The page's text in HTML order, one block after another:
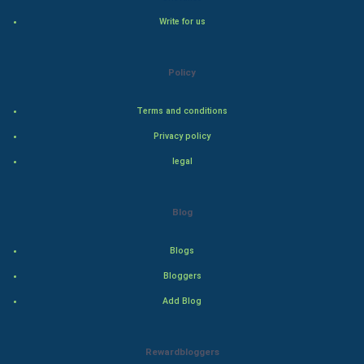
Write for us
Policy
Terms and conditions
Privacy policy
legal
Blog
Blogs
Bloggers
Add Blog
Rewardbloggers